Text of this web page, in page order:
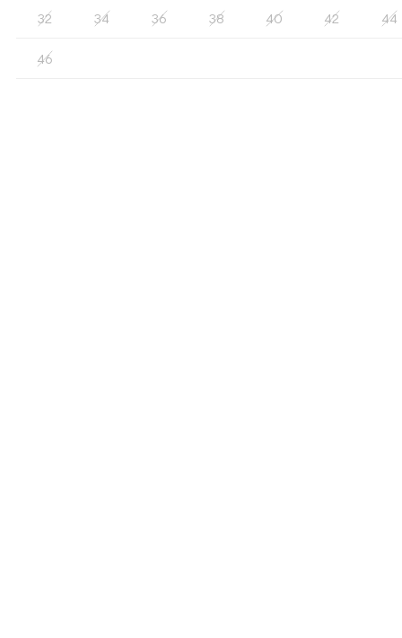
32 34 36 38 40 42 44
46